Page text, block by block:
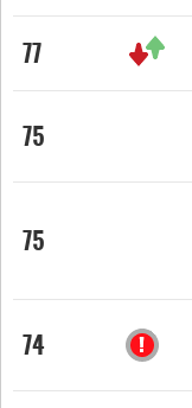
77
75
75
74